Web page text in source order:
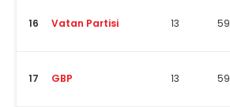
16 Vatan Partisi 13 59
17 GBP 13 59